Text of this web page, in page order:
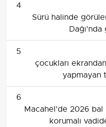
4
Sürü halinde
5
çocukları
yapmayan
6
Macahel'de 2026 bal
korumalı